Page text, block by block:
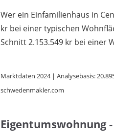
Wer ein Einfamilienhaus in
kr bei einer typischen
Schnitt 2.153.549 kr bei einer
Marktdaten 2024 | Analysebasis:
schwedenmakler.com
Eigentumswohnung